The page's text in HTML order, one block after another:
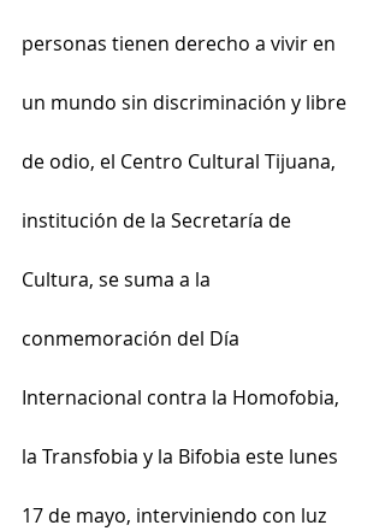
personas tienen derecho a vivir en
un mundo sin discriminación y libre
de odio, el Centro Cultural Tijuana,
institución de la Secretaría de
Cultura, se suma a la
conmemoración del Día
Internacional contra la Homofobia,
la Transfobia y la Bifobia este lunes
17 de mayo, interviniendo con luz